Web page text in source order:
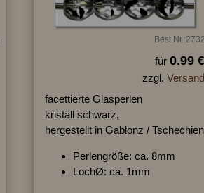
für 0.99 €
zzgl. Versand
facettierte Glasperlen
kristall schwarz,
hergestellt in Gablonz / Tschechien
Perlengröße: ca. 8mm
LochØ: ca. 1mm